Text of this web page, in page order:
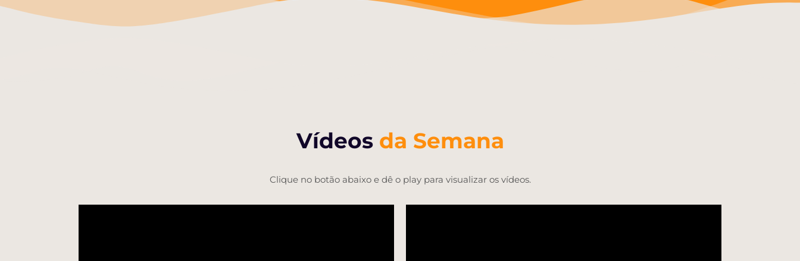
Vídeos da Semana
Clique no botão abaixo e dê o play para visualizar os vídeos.